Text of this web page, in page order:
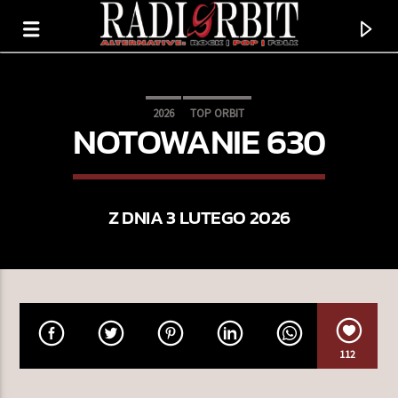
TERAZ GRAMY
MY ONLY ANGEL
2026 TOP ORBIT
NOTOWANIE 630
Z DNIA 3 LUTEGO 2026
112